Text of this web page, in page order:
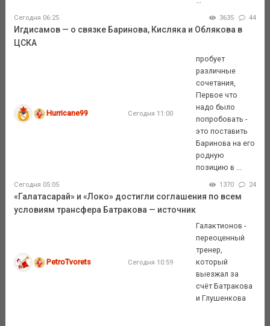
Сегодня 06:25 3635 44
Игдисамов — о связке Баринова, Кисляка и Облякова в
ЦСКА
Hurricane99 Сегодня 11:00
пробует
различные
сочетания,
Первое что
надо было
попробовать -
это поставить
Баринова на его
родную
позицию в ...
Сегодня 05:05 1370 24
«Галатасарай» и «Локо» достигли соглашения по всем
условиям трансфера Батракова — источник
PetroTvorets Сегодня 10:59
Галактионов -
переоценный
тренер,
который
выезжал за
счёт Батракова
и Глушенкова